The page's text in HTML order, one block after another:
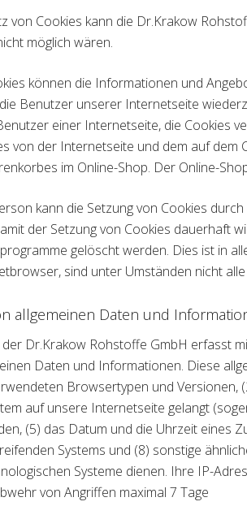
von Cookies kann die Dr.Krakow
möglich wären.
können die Informationen und
Benutzer unserer Internetseite
einer Internetseite, die Cookies
von der Internetseite und dem auf
im Online-Shop. Der Online-
kann die Setzung von Cookies
der Setzung von Cookies dauerhaft
gelöscht werden. Dies ist in
sind unter Umständen nicht
allgemeinen Daten und
Dr.Krakow Rohstoffe GmbH erfasst
Daten und Informationen. Diese
Browsertypen und
auf unsere Internetseite gelangt
(5) das Datum und die Uhrzeit eines
Systems und (8) sonstige
Systeme dienen. Ihre IP-
von Angriffen maximal 7 Tage